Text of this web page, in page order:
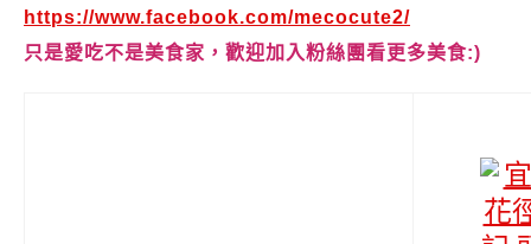
https://www.facebook.com/mecocute2/
只是愛吃不是美食家，歡迎加入粉絲團看更多美食:)